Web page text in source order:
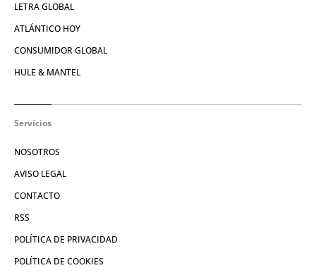
LETRA GLOBAL
ATLÁNTICO HOY
CONSUMIDOR GLOBAL
HULE & MANTEL
Servicios
NOSOTROS
AVISO LEGAL
CONTACTO
RSS
POLÍTICA DE PRIVACIDAD
POLÍTICA DE COOKIES